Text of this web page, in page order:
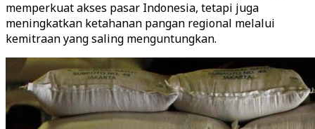
memperkuat akses pasar Indonesia, tetapi juga
meningkatkan ketahanan pangan regional melalui
kemitraan yang saling menguntungkan.